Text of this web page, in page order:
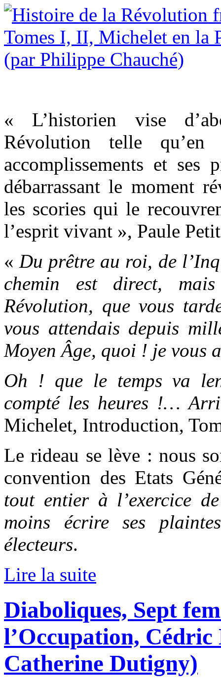
« L’historien vise
Révolution telle qu’en
accomplissements et ses
débarrassant le moment
les scories qui le
l’esprit vivant », Paule
«Du prêtre au roi, de
chemin est direct,
Révolution, que vous
vous attendais depuis
Moyen Âge, quoi ! je vous
Oh ! que le temps va
compté les heures !…
Michelet, Introduction,
Le rideau se lève : nous
convention des Etats
tout entier à l’exercice
moins écrire ses
électeurs.
Lire la suite
Diaboliques, Sept
l’Occupation,
Catherine Dutigny)